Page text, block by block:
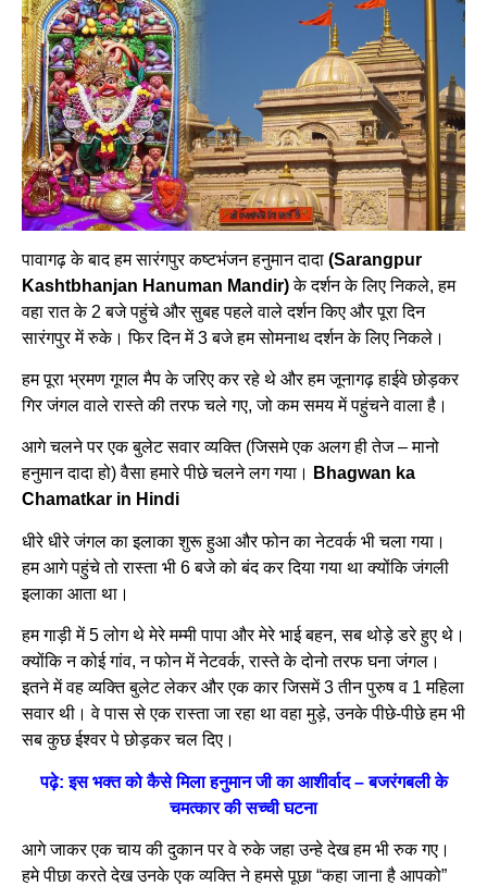
पावागढ़ के बाद हम सारंगपुर कष्टभंजन हनुमान दादा (Sarangpur
Kashtbhanjan Hanuman Mandir)के दर्शन के लिए निकले, हम
वहा रात के 2 बजे पहुंचे और सुबह पहले वाले दर्शन किए और पूरा दिन
सारंगपुर में रुके। फिर दिन में 3 बजे हम सोमनाथ दर्शन के लिए निकले।
हम पूरा भ्रमण गूगल मैप के जरिए कर रहे थे और हम जूनागढ़ हाईवे छोड़कर
गिर जंगल वाले रास्ते की तरफ चले गए, जो कम समय में पहुंचने वाला है।
आगे चलने पर एक बुलेट सवार व्यक्ति (जिसमे एक अलग ही तेज – मानो
हनुमान दादा हो) वैसा हमारे पीछे चलने लग गया।
Bhagwan ka
Chamatkar in Hindi
धीरे धीरे जंगल का इलाका शुरू हुआ और फोन का नेटवर्क भी चला गया।
हम आगे पहुंचे तो रास्ता भी 6 बजे को बंद कर दिया गया था क्योंकि जंगली
इलाका आता था।
हम गाड़ी में 5 लोग थे मेरे मम्मी पापा और मेरे भाई बहन, सब थोड़े डरे हुए थे।
क्योंकि न कोई गांव, न फोन में नेटवर्क, रास्ते के दोनो तरफ घना जंगल।
इतने में वह व्यक्ति बुलेट लेकर और एक कार जिसमें 3 तीन पुरुष व 1 महिला
सवार थी। वे पास से एक रास्ता जा रहा था वहा मुड़े, उनके पीछे-पीछे हम भी
सब कुछ ईश्वर पे छोड़कर चल दिए।
पढ़े: इस भक्त को कैसे मिला हनुमान जी का आशीर्वाद – बजरंगबली के
चमत्कार की सच्ची घटना
आगे जाकर एक चाय की दुकान पर वे रुके जहा उन्हे देख हम भी रुक गए।
हमे पीछा करते देख उनके एक व्यक्ति ने हमसे पूछा “कहा जाना है आपको”